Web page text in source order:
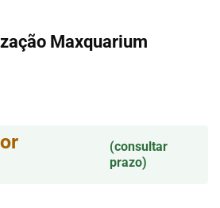
Maxquarium
(consultar
prazo)